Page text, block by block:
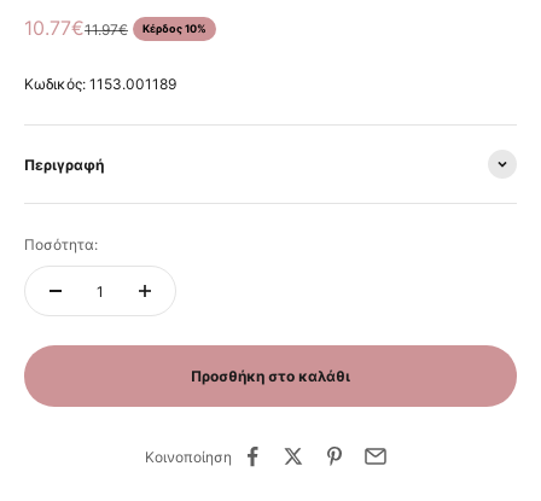
Τιμή πώλησης
10.77€Κανονική τιμή
11.97€ Κέρδος 10%
Κωδικός: 1153.001189
Περιγραφή
Ποσότητα:
Προσθήκη στο καλάθι
Κοινοποίηση